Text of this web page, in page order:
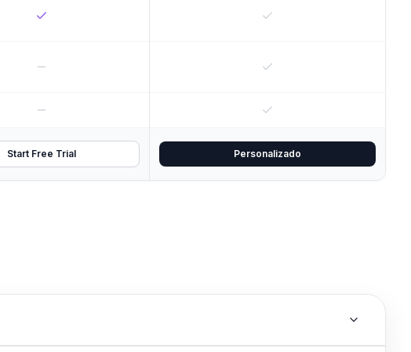
Start Free Trial Personalizado